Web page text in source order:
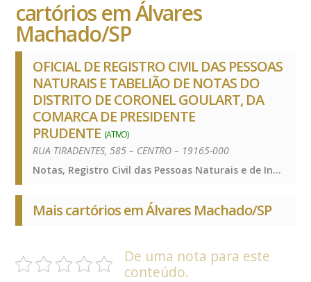
cartórios em Álvares
Machado/SP
OFICIAL DE REGISTRO CIVIL DAS PESSOAS
NATURAIS E TABELIÃO DE NOTAS DO
DISTRITO DE CORONEL GOULART, DA
COMARCA DE PRESIDENTE
PRUDENTE (ATIVO)
RUA TIRADENTES, 585 – CENTRO – 19165-000
Notas, Registro Civil das Pessoas Naturais e de Interdições e Tutelas, Notas, Registro Civil das Pessoas Naturais e de Interdições e Tutelas, Notas, Registro Civil das Pessoas Naturais e de Interdições e Tutelas
Mais cartórios em Álvares Machado/SP
De uma nota para este
conteúdo.